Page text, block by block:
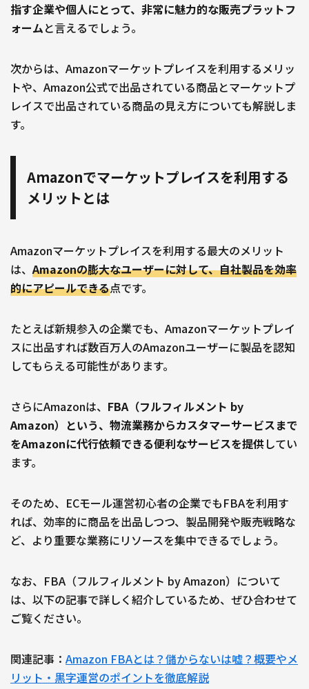
指す企業や個人にとって、非常に魅力的な販売プラットフ
ォームと言えるでしょう。
次からは、Amazonマーケットプレイスを利用するメリッ
トや、Amazon公式で出品されている商品とマーケットプ
レイスで出品されている商品の見え方についても解説しま
す。
Amazonでマーケットプレイスを利用する
メリットとは
Amazonマーケットプレイスを利用する最大のメリット
は、Amazonの膨大なユーザーに対して、自社製品を効率
的にアピールできる点です。
たとえば新規参入の企業でも、Amazonマーケットプレイ
スに出品すれば数百万人のAmazonユーザーに製品を認知
してもらえる可能性があります。
さらにAmazonは、 FBA（フルフィルメント by
Amazon）という、物流業務からカスタマーサービスまで
をAmazonに代行依頼できる便利なサービスを提供してい
ます。
そのため、ECモール運営初心者の企業でもFBAを利用す
れば、効率的に商品を出品しつつ、製品開発や販売戦略な
ど、より重要な業務にリソースを集中できるでしょう。
なお、FBA（フルフィルメント by Amazon）について
は、以下の記事で詳しく紹介しているため、ぜひ合わせて
ご覧ください。
関連記事： Amazon FBAとは？儲からないは嘘？概要やメ
リット・黒字運営のポイントを徹底解説